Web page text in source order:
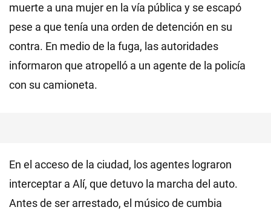
muerte a una mujer en la vía pública y se escapó
pese a que tenía una orden de detención en su
contra. En medio de la fuga, las autoridades
informaron que atropelló a un agente de la policía
con su camioneta.
En el acceso de la ciudad, los agentes lograron
interceptar a Alí, que detuvo la marcha del auto.
Antes de ser arrestado, el músico de cumbia